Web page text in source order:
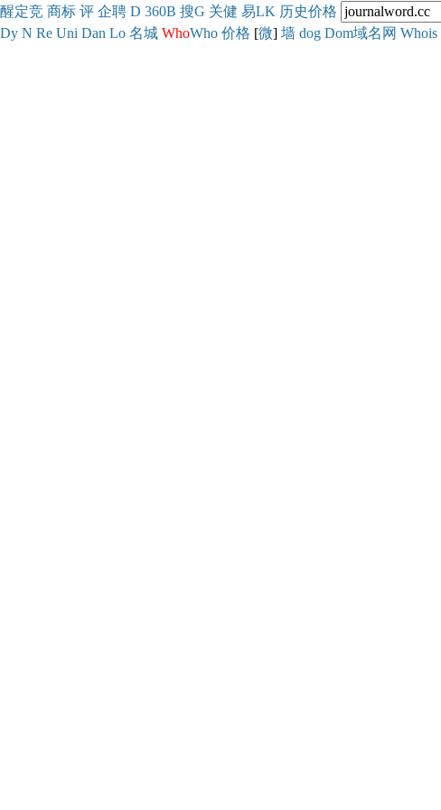
醒定竞 商标 评 企聘 D 360B 搜G 关健 易LK 历史价格
Dy N Re Uni Dan Lo 名城 WhoWho 价格 [微] 墙 dog Dom域名网 Whois